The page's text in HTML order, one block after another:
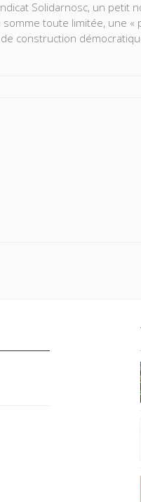
Solidarnosc, un petit
toute limitée, une «
construction